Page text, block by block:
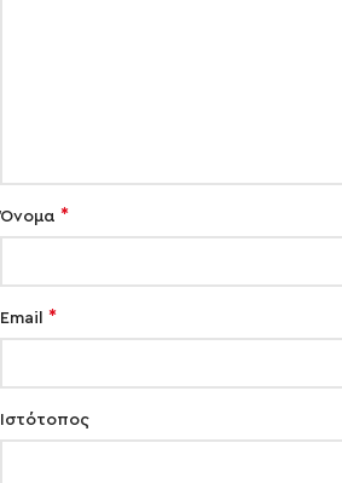
Όνομα *
Email *
Ιστότοπος